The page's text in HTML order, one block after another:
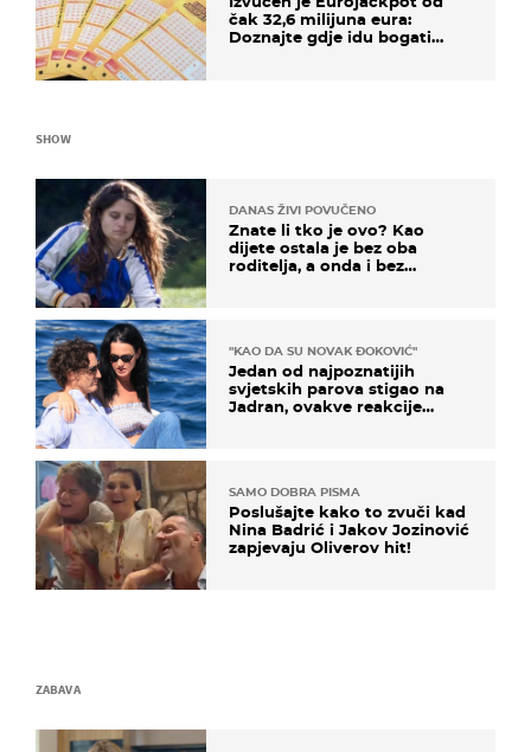
čak 32,6 milijuna eura:
Doznajte gdje idu bogati
SHOW
DANAS ŽIVI POVUČENO
Znate li tko je ovo? Kao
dijete ostala je bez oba
roditelja, a onda i bez
"KAO DA SU NOVAK ĐOKOVIĆ"
Jedan od najpoznatijih
svjetskih parova stigao na
Jadran, ovakve reakcije
SAMO DOBRA PISMA
Poslušajte kako to zvuči kad
Nina Badrić i Jakov Jozinović
zapjevaju Oliverov hit!
ZABAVA